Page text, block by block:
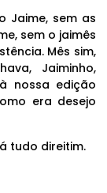
Jaime, sem as
sem o jaimês
Mês sim,
Jaiminho,
nossa edição
era desejo
tudo direitim.